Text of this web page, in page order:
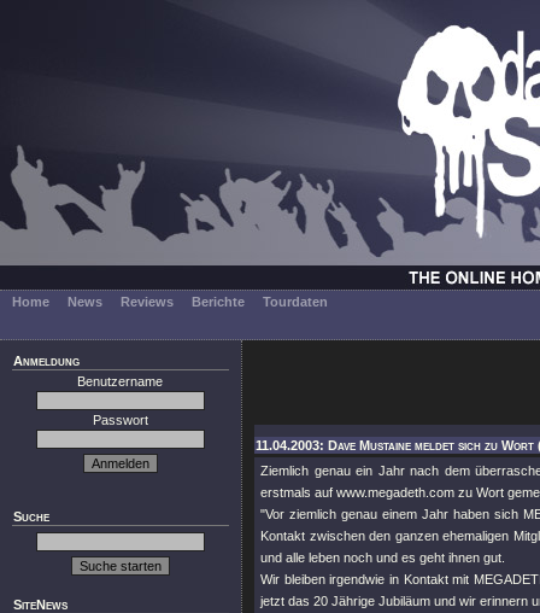
Home News Reviews Berichte Tourdaten
Anmeldung
Benutzername
Passwort
Suche
SiteNews
11.04.2003: Dave Mustaine meldet sich zu Wort
Ziemlich genau ein Jahr nach dem
erstmals auf www.megadeth.com zu Wort
"Vor ziemlich genau einem Jahr haben sich
Kontakt zwischen den ganzen ehemaligen
und alle leben noch und es geht ihnen gut.
Wir bleiben irgendwie in Kontakt mit
jetzt das 20 Jährige Jubiläum und wir erinnern